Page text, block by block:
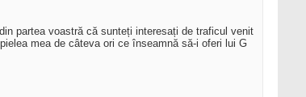
partea voastră că sunteți interesați de traficul venit
mea de câteva ori ce înseamnă să-i oferi lui G